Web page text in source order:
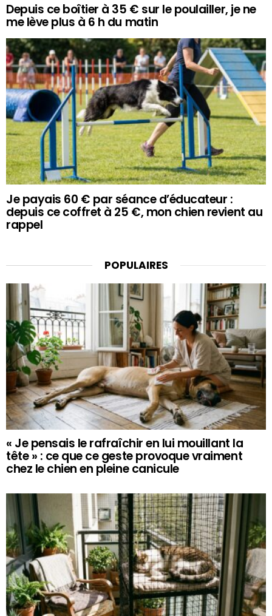
Depuis ce boîtier à 35 € sur le poulailler, je ne
me lève plus à 6 h du matin
Je payais 60 € par séance d’éducateur :
depuis ce coffret à 25 €, mon chien revient au
rappel
POPULAIRES
« Je pensais le rafraîchir en lui mouillant la
tête » : ce que ce geste provoque vraiment
chez le chien en pleine canicule